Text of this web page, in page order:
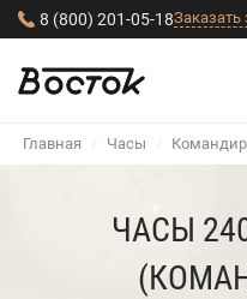
8 (800) 201-05-18Заказать
Главная / Часы /
ЧАСЫ